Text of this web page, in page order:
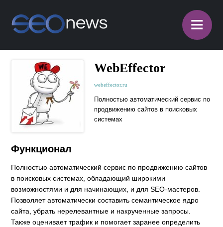
≡
WebEffector
webeffector.ru
Полностью автоматический сервис по
продвижению сайтов в поисковых
системах
Функционал
Полностью автоматический сервис по продвижению сайтов
в поисковых системах, обладающий широкими
возможностями и для начинающих, и для SEO-мастеров.
Позволяет автоматически составить семантическое ядро
сайта, убрать нерелевантные и накрученные запросы.
Также оценивает трафик и помогает заранее определить